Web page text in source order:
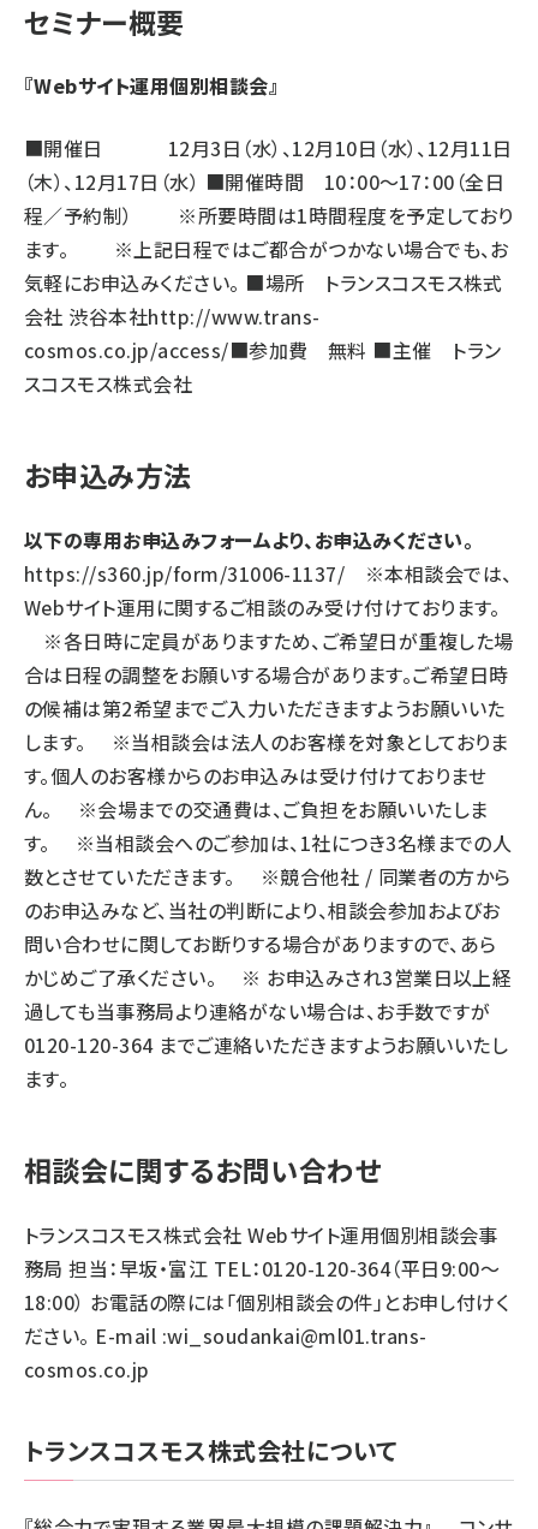
セミナー概要
『Webサイト運用個別相談会』
■開催日 12月3日（水）、12月10日（水）、12月11日
（木）、12月17日（水） ■開催時間 10：00～17：00（全日
程／予約制） ※所要時間は1時間程度を予定しており
ます。 ※上記日程ではご都合がつかない場合でも、お
気軽にお申込みください。 ■場所 トランスコスモス株式
会社 渋谷本社http://www.trans-
cosmos.co.jp/access/■参加費 無料 ■主催 トラン
スコスモス株式会社
お申込み方法
以下の専用お申込みフォームより、お申込みください。
https://s360.jp/form/31006-1137/ ※本相談会では、
Webサイト運用に関するご相談のみ受け付けております。
※各日時に定員がありますため、ご希望日が重複した場
合は日程の調整をお願いする場合があります。ご希望日時
の候補は第2希望までご入力いただきますようお願いいた
します。 ※当相談会は法人のお客様を対象としておりま
す。個人のお客様からのお申込みは受け付けておりませ
ん。 ※会場までの交通費は、ご負担をお願いいたしま
す。 ※当相談会へのご参加は、1社につき3名様までの人
数とさせていただきます。 ※競合他社 / 同業者の方から
のお申込みなど、当社の判断により、相談会参加およびお
問い合わせに関してお断りする場合がありますので、あら
かじめご了承ください。 ※ お申込みされ3営業日以上経
過しても当事務局より連絡がない場合は、お手数ですが
0120-120-364 までご連絡いただきますようお願いいたし
ます。
相談会に関するお問い合わせ
トランスコスモス株式会社 Webサイト運用個別相談会事
務局 担当：早坂・富江 TEL：0120-120-364（平日9:00～
18:00） お電話の際には「個別相談会の件」とお申し付けく
ださい。 E-mail :wi_soudankai@ml01.trans-
cosmos.co.jp
トランスコスモス株式会社について